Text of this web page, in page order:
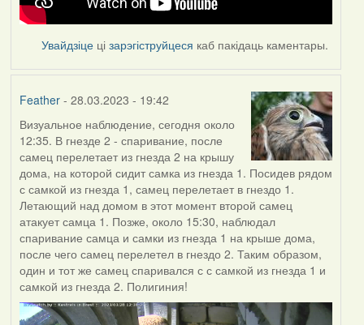
Увайдзіце цізарэгіструйцеся каб пакідаць каментары.
Feather- 28.03.2023 - 19:42
Визуальное наблюдение, сегодня около
12:35. В гнезде 2 - спаривание, после
самец перелетает из гнезда 2 на крышу
дома, на которой сидит самка из гнезда 1. Посидев рядом
с самкой из гнезда 1, самец перелетает в гнездо 1.
Летающий над домом в этот момент второй самец
атакует самца 1. Позже, около 15:30, наблюдал
спаривание самца и самки из гнезда 1 на крыше дома,
после чего самец перелетел в гнездо 2. Таким образом,
один и тот же самец спаривался с с самкой из гнезда 1 и
самкой из гнезда 2. Полигиния!